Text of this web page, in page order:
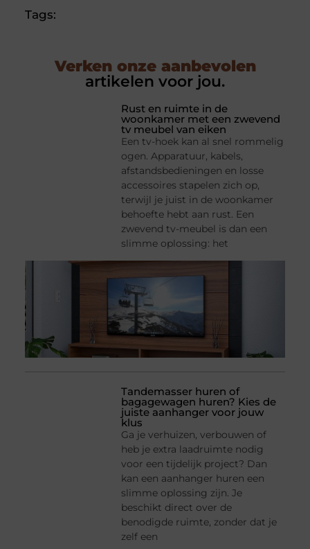
Tags:
Verken onze aanbevolen
artikelen voor jou.
Rust en ruimte in de
woonkamer met een zwevend
tv meubel van eiken
Een tv-hoek kan al snel rommelig
ogen. Apparatuur, kabels,
afstandsbedieningen en losse
accessoires stapelen zich op,
terwijl je juist in de woonkamer
behoefte hebt aan rust. Een
zwevend tv-meubel is dan een
slimme oplossing: het
Tandemasser huren of
bagagewagen huren? Kies de
juiste aanhanger voor jouw
klus
Ga je verhuizen, verbouwen of
heb je extra laadruimte nodig
voor een tijdelijk project? Dan
kan een aanhanger huren een
slimme oplossing zijn. Je
beschikt direct over de
benodigde ruimte, zonder dat je
zelf een